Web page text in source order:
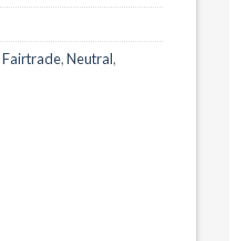
Fairtrade,Neutral,